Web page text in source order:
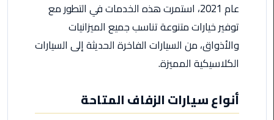
العرب
اسكندرية
ليموزين
العرب
الاسكندرية
عام 2021، استمرت هذه الخدمات في التطور مع
توفير خيارات متنوعة تناسب جميع الميزانيات
والأذواق، من السيارات الفاخرة الحديثة إلى السيارات
الكلاسيكية المميزة.
أنواع سيارات الزفاف المتاحة